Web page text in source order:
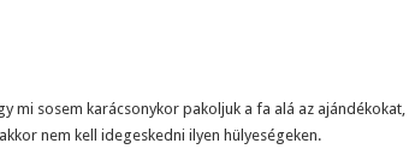
mi sosem karácsonykor pakoljuk a fa alá az ajándékokat,
nem kell idegeskedni ilyen hülyeségeken.